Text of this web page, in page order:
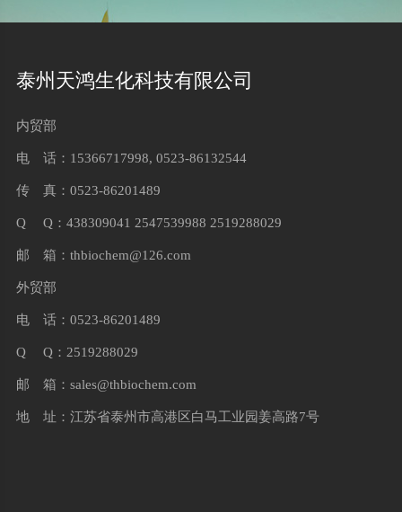
泰州天鸿生化科技有限公司
内贸部
电 话：15366717998, 0523-86132544
传 真：0523-86201489
Q Q：438309041 2547539988 2519288029
邮 箱： thbiochem@126.com
外贸部
电 话：0523-86201489
Q Q：2519288029
邮 箱： sales@thbiochem.com
地 址：江苏省泰州市高港区白马工业园姜高路7号